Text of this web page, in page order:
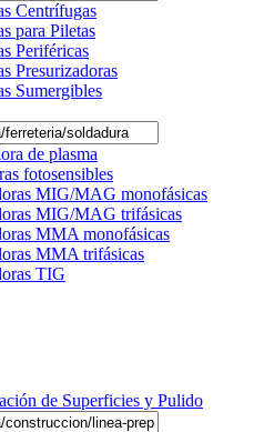
Centrífugas
para Piletas
Periféricas
Presurizadoras
Sumergibles
de plasma
fotosensibles
MIG/MAG monofásicas
MIG/MAG trifásicas
MMA monofásicas
MMA trifásicas
TIG
de Superficies y Pulido